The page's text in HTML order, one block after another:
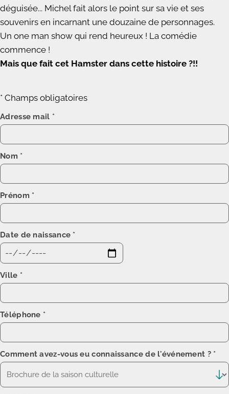
déguisée... Michel fait alors le point sur sa vie et ses
souvenirs en incarnant une douzaine de personnages.
Un one man show qui rend heureux ! La comédie
commence !
Mais que fait cet Hamster dans cette histoire ?!!
* Champs obligatoires
Adresse mail *
Nom *
Prénom *
Date de naissance *
Ville *
Téléphone *
Comment avez-vous eu connaissance de l'événement ? *